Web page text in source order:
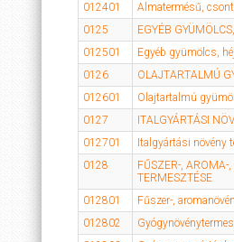
012401
Almatermésű,
0125
EGYÉB
012501
Egyéb gyümölcs,
0126
OLAJTARTALMÚ
012601
Olajtartalmú
0127
ITALGYÁRTÁSI
012701
Italgyártási növény
0128
FŰSZER-, AROMA-
TERMESZTÉSE
012801
Fűszer-,
012802